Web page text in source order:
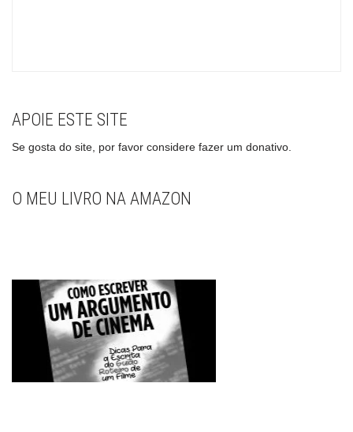
APOIE ESTE SITE
Se gosta do site, por favor considere fazer um donativo.
O MEU LIVRO NA AMAZON